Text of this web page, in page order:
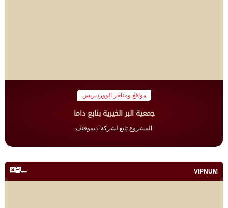
مواقع ومتاجر الووردبريس
جمعية البر الخيرية بنابع داما
المشروع تابع لشركة: ديموفنف
VIPNUM